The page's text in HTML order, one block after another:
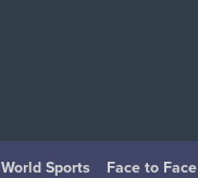
World Sports Face to Face